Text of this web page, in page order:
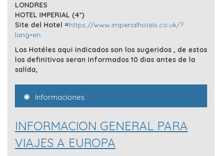
LONDRES
HOTEL IMPERIAL (4*)
Site del Hotel =https://www.imperialhotels.co.uk/?
lang=en
Los Hotéles aqui indicados son los sugeridos , de estos
los definitivos seran informados 10 dias antes de la
salída,
Informaciones
INFORMACION GENERAL PARA
VIAJES A EUROPA